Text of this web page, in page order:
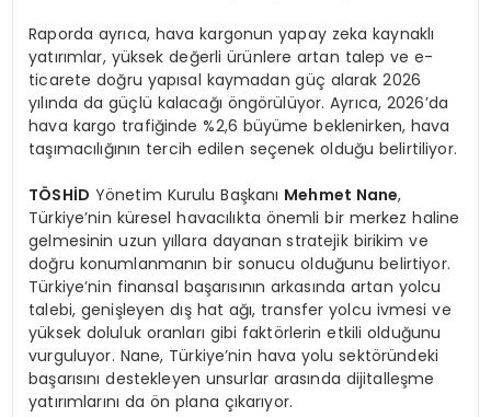
Raporda ayrıca, hava kargonun yapay zeka kaynaklı
yatırımlar, yüksek değerli ürünlere artan talep ve e-
ticarete doğru yapısal kaymadan güç alarak 2026
yılında da güçlü kalacağı öngörülüyor. Ayrıca, 2026’da
hava kargo trafiğinde %2,6 büyüme beklenirken, hava
taşımacılığının tercih edilen seçenek olduğu belirtiliyor.
TÖSHİD Yönetim Kurulu Başkanı Mehmet Nane,
Türkiye’nin küresel havacılıkta önemli bir merkez haline
gelmesinin uzun yıllara dayanan stratejik birikim ve
doğru konumlanmanın bir sonucu olduğunu belirtiyor.
Türkiye’nin finansal başarısının arkasında artan yolcu
talebi, genişleyen dış hat ağı, transfer yolcu ivmesi ve
yüksek doluluk oranları gibi faktörlerin etkili olduğunu
vurguluyor. Nane, Türkiye’nin hava yolu sektöründeki
başarısını destekleyen unsurlar arasında dijitalleşme
yatırımlarını da ön plana çıkarıyor.